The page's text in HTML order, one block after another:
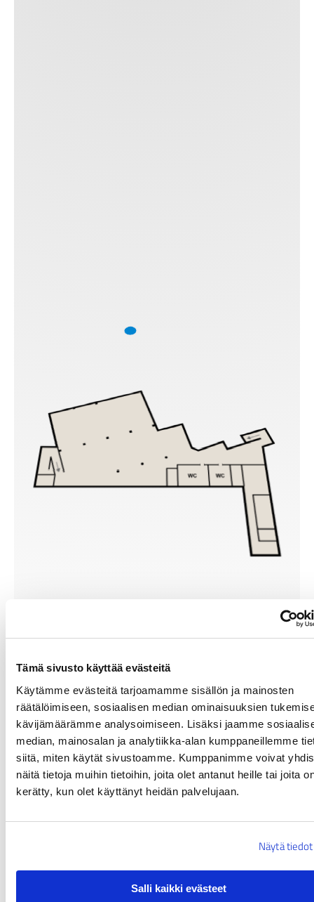
Tämä sivusto käyttää evästeitä
Käytämme evästeitä tarjoamamme sisällön ja mainosten
räätälöimiseen, sosiaalisen median ominaisuuksien
kävijämäärämme analysoimiseen. Lisäksi jaamme
median, mainosalan ja analytiikka-alan kumppaneillemme
siitä, miten käytät sivustoamme. Kumppanimme voivat
näitä tietoja muihin tietoihin, joita olet antanut heille tai joita
kerätty, kun olet käyttänyt heidän palvelujaan.
Näytä tiedot
Salli kaikki evästeet